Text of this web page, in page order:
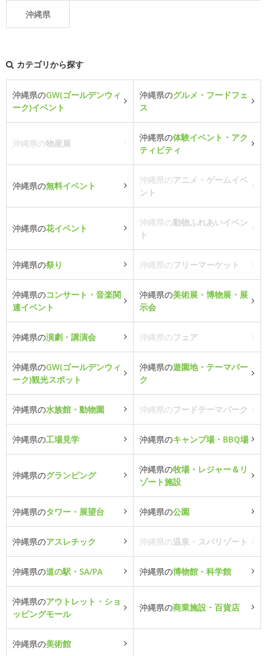
沖縄県
カテゴリから探す
沖縄県のGW(ゴールデンウィ
ーク)イベント
沖縄県のグルメ・フードフェ
ス
沖縄県の物産展
沖縄県の体験イベント・アク
ティビティ
沖縄県の無料イベント
沖縄県のアニメ・ゲームイベ
ント
沖縄県の花イベント
沖縄県の動物ふれあいイベン
ト
沖縄県の祭り 沖縄県のフリーマーケット
沖縄県のコンサート・音楽関
連イベント
沖縄県の美術展・博物展・展
示会
沖縄県の演劇・講演会 沖縄県のフェア
沖縄県のGW(ゴールデンウィ
ーク)観光スポット
沖縄県の遊園地・テーマパー
ク
沖縄県の水族館・動物園 沖縄県のフードテーマパーク
沖縄県の工場見学 沖縄県のキャンプ場・BBQ場
沖縄県のグランピング
沖縄県の牧場・レジャー＆リ
ゾート施設
沖縄県のタワー・展望台 沖縄県の公園
沖縄県のアスレチック 沖縄県の温泉・スパリゾート
沖縄県の道の駅・SA/PA 沖縄県の博物館・科学館
沖縄県のアウトレット・ショ
ッピングモール
沖縄県の商業施設・百貨店
沖縄県の美術館